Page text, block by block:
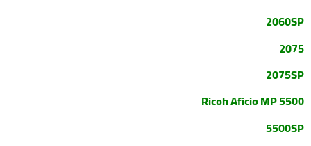
2060SP
2075
2075SP
Ricoh Aficio MP 5500
5500SP